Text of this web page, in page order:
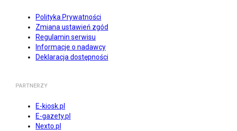
Polityka Prywatności
Zmiana ustawień zgód
Regulamin serwisu
Informacje o nadawcy
Deklaracja dostępności
PARTNERZY
E-kiosk.pl
E-gazety.pl
Nexto.pl